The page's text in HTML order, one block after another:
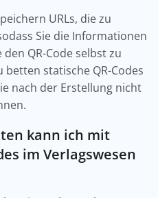
URLs, die zu
Sie die Informationen
QR-Code selbst zu
statische QR-Codes
nach der Erstellung nicht
kann ich mit
im Verlagswesen